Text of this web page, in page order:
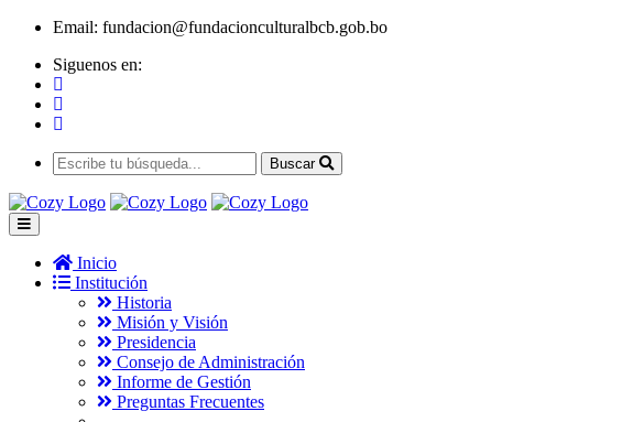
Email: fundacion@fundacionculturalbcb.gob.bo
Siguenos en:
Buscar
Inicio
Institución
Historia
Misión y Visión
Presidencia
Consejo de Administración
Informe de Gestión
Preguntas Frecuentes